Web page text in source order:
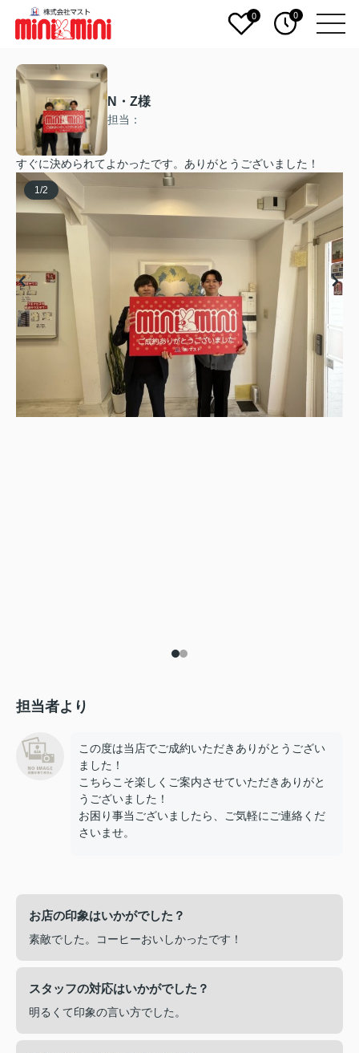
0 0
N・Z様
担当：
すぐに決められてよかったです。ありがとうございました！
1 /2
担当者より
この度は当店でご成約いただきありがとうござい
ました！
こちらこそ楽しくご案内させていただきありがと
うございました！
お困り事当ございましたら、ご気軽にご連絡くだ
さいませ。
お店の印象はいかがでした？
素敵でした。コーヒーおいしかったです！
スタッフの対応はいかがでした？
明るくて印象の言い方でした。